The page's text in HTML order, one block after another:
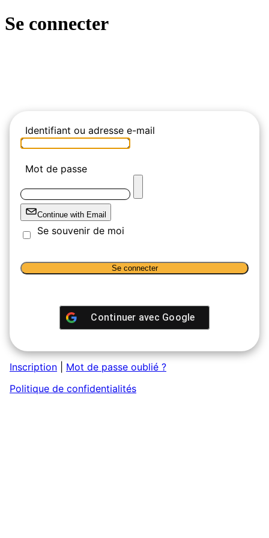
Se connecter
Identifiant ou adresse e-mail
Mot de passe
Continue with Email
Se souvenir de moi
Continuer avec Google
Inscription
Mot de passe oublié ?
Politique de confidentialités